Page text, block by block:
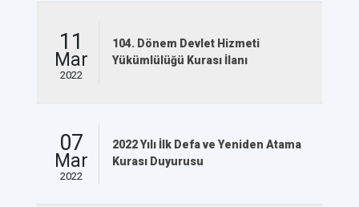
11
Mar
2022
104. Dönem Devlet Hizmeti
Yükümlülüğü Kurası İlanı
07
Mar
2022
2022 Yılı İlk Defa ve Yeniden Atama
Kurası Duyurusu